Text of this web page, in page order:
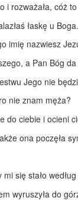
i rozważała, cóż
łaskę u Boga.
imię nazwiesz
a Pan Bóg
Jego nie
nie znam męża?
do ciebie i
ona poczęła
się stało
wyruszyła do